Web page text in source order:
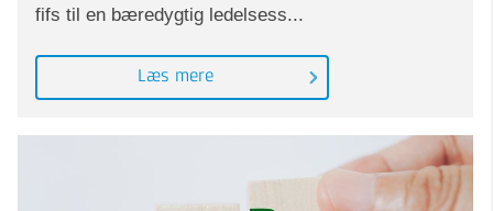
fifs til en bæredygtig ledelsess...
Læs mere